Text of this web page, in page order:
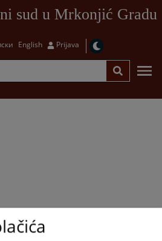
sud u Mrkonjić Gradu
English Prijava